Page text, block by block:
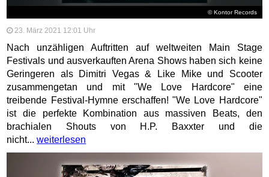
© Kontor Records
23. März 2021 12:01 Uhr
Nach unzähligen Auftritten auf weltweiten Main Stage
Festivals und ausverkauften Arena Shows haben sich keine
Geringeren als Dimitri Vegas & Like Mike und Scooter
zusammengetan und mit "We Love Hardcore" eine
treibende Festival-Hymne erschaffen! "We Love Hardcore"
ist die perfekte Kombination aus massiven Beats, den
brachialen Shouts von H.P. Baxxter und die
nicht...weiterlesen